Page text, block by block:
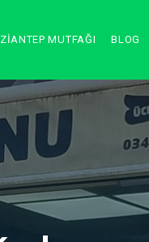
MUTFAĞI BLOG